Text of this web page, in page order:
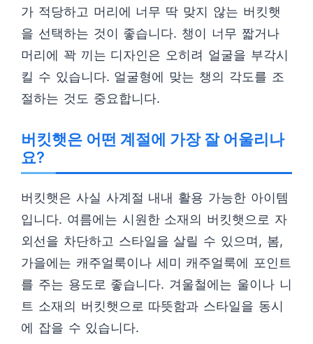
가 적당하고 머리에 너무 딱 맞지 않는 버킷햇
을 선택하는 것이 좋습니다. 챙이 너무 짧거나
머리에 꽉 끼는 디자인은 오히려 얼굴을 부각시
킬 수 있습니다. 얼굴형에 맞는 챙의 각도를 조
절하는 것도 중요합니다.
버킷햇은 어떤 계절에 가장 잘 어울리나
요?
버킷햇은 사실 사계절 내내 활용 가능한 아이템
입니다. 여름에는 시원한 소재의 버킷햇으로 자
외선을 차단하고 스타일을 살릴 수 있으며, 봄,
가을에는 캐주얼룩이나 세미 캐주얼룩에 포인트
를 주는 용도로 좋습니다. 겨울철에는 울이나 니
트 소재의 버킷햇으로 따뜻함과 스타일을 동시
에 잡을 수 있습니다.